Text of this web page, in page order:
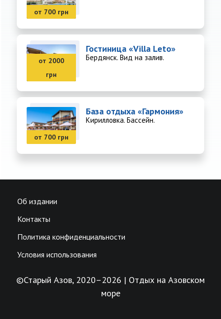
от 700 грн
от 2000
грн
Гостиница «Villa Leto»
Бердянск. Вид на залив.
от 700 грн
База отдыха «Гармония»
Кирилловка. Бассейн.
Об издании
Контакты
Политика конфиденциальности
Условия использования
©Старый Азов, 2020–2026 | Отдых на Азовском
море